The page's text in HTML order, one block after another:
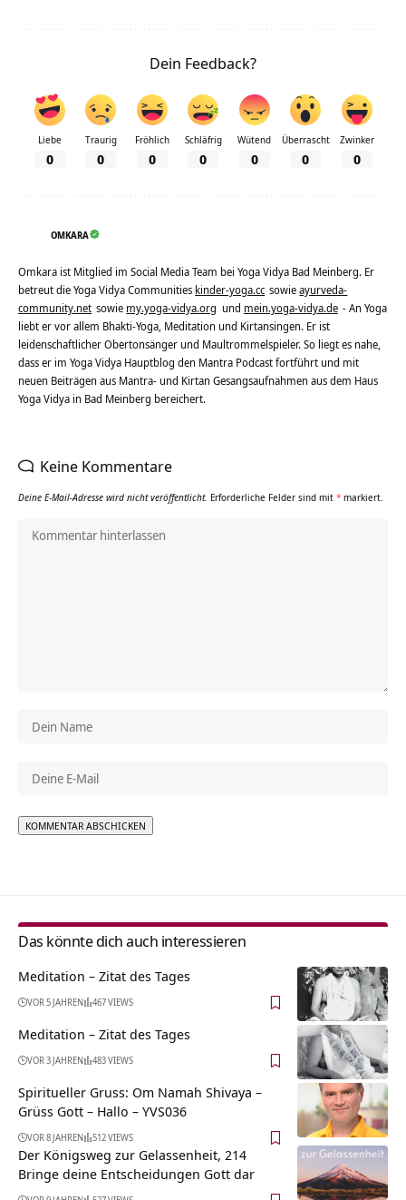
Dein Feedback?
Liebe
0
Traurig
0
Fröhlich
0
Schläfrig
0
Wütend
0
Überrascht
0
Zwinker
0
OMKARA
Omkara ist Mitglied im Social Media Team bei Yoga Vidya Bad Meinberg. Er
betreut die Yoga Vidya Communities kinder-yoga.cc sowieayurveda-
community.net sowie my.yoga-vidya.org und mein.yoga-vidya.de - An Yoga
liebt er vor allem Bhakti-Yoga, Meditation und Kirtansingen. Er ist
leidenschaftlicher Obertonsänger und Maultrommelspieler. So liegt es nahe,
dass er im Yoga Vidya Hauptblog den Mantra Podcast fortführt und mit
neuen Beiträgen aus Mantra- und Kirtan Gesangsaufnahmen aus dem Haus
Yoga Vidya in Bad Meinberg bereichert.
Keine Kommentare
Deine E-Mail-Adresse wird nicht veröffentlicht. Erforderliche Felder sind mit * markiert.
Das könnte dich auch interessieren
Meditation – Zitat des Tages
VOR 5 JAHREN 467 VIEWS
Meditation – Zitat des Tages
VOR 3 JAHREN 483 VIEWS
Spiritueller Gruss: Om Namah Shivaya –
Grüss Gott – Hallo – YVS036
VOR 8 JAHREN 512 VIEWS
Der Königsweg zur Gelassenheit, 214
Bringe deine Entscheidungen Gott dar